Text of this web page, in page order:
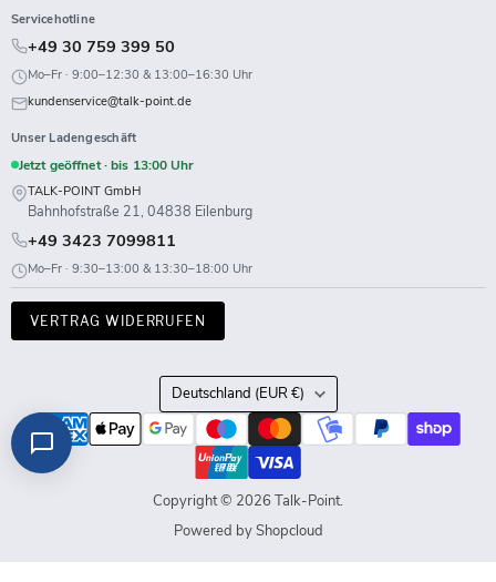
Servicehotline
+49 30 759 399 50
Mo–Fr · 9:00–12:30 & 13:00–16:30 Uhr
kundenservice@talk-point.de
Unser Ladengeschäft
Jetzt geöffnet · bis 13:00 Uhr
TALK-POINT GmbH
Bahnhofstraße 21, 04838 Eilenburg
+49 3423 7099811
Mo–Fr · 9:30–13:00 & 13:30–18:00 Uhr
VERTRAG WIDERRUFEN
Land
Deutschland (EUR €)
Copyright © 2026 Talk-Point.
Powered by Shopcloud